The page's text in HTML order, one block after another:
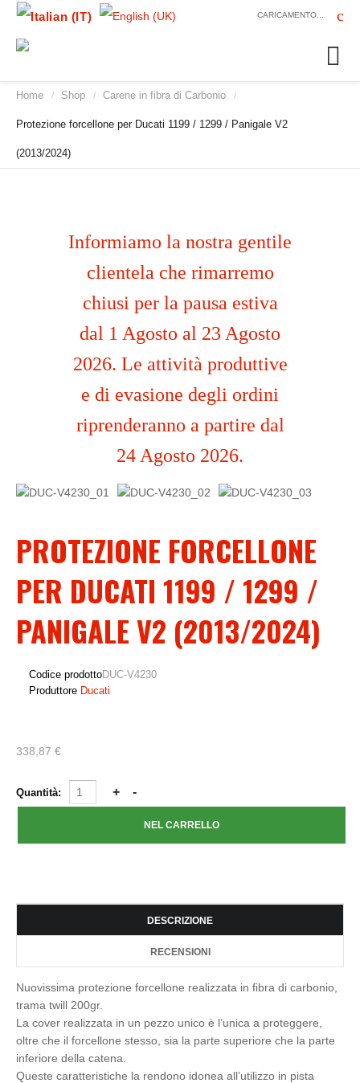
CARICAMENTO...
Home / Shop / Carene in fibra di Carbonio /
Protezione forcellone per Ducati 1199 / 1299 / Panigale V2
(2013/2024)
Informiamo la nostra gentile
clientela che rimarremo
chiusi per la pausa estiva
dal 1 Agosto al 23 Agosto
2026. Le attività produttive
e di evasione degli ordini
riprenderanno a partire dal
24 Agosto 2026.
PROTEZIONE FORCELLONE
PER DUCATI 1199 / 1299 /
PANIGALE V2 (2013/2024)
Codice prodottoDUC-V4230
Produttore Ducati
338,87 €
Quantità:
DESCRIZIONE
RECENSIONI
Nuovissima protezione forcellone realizzata in fibra di carbonio,
trama twill 200gr.
La cover realizzata in un pezzo unico è l’unica a proteggere,
oltre che il forcellone stesso, sia la parte superiore che la parte
inferiore della catena.
Queste caratteristiche la rendono idonea all’utilizzo in pista